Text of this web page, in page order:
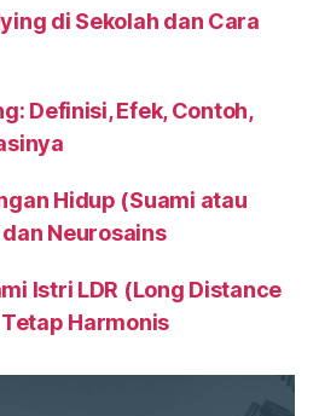
di Sekolah dan Cara
Definisi, Efek, Contoh,
Hidup (Suami atau
Neurosains
Istri LDR (Long Distance
Harmonis